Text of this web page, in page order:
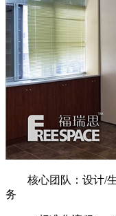
核心团队：设计/
务